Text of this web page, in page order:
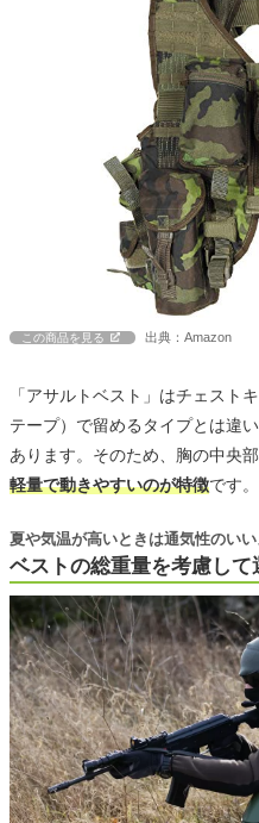
この商品を見る 出典：Amazon
「アサルトベスト」はチェスト
テープ）で留めるタイプとは違
あります。そのため、胸の中央
軽量で動きやすいのが特徴です。
ベストの総重量を考慮して
夏や気温が高いときは通気性のい